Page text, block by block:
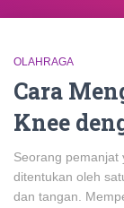
OLAHRAGA
Cara
Knee
Seorang pemanjat
ditentukan oleh
dan tangan.